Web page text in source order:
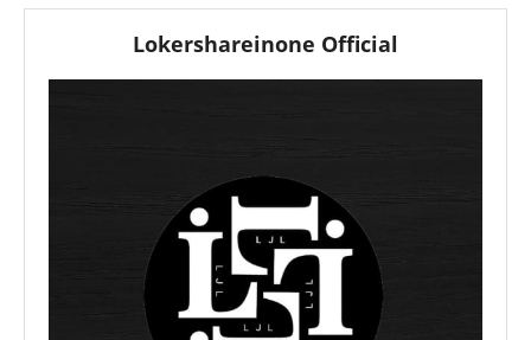
Lokershareinone Official